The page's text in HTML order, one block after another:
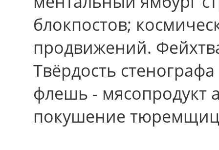
блокпостов;
продвижений.
Твёрдость
флешь - мясопродукт
покушение